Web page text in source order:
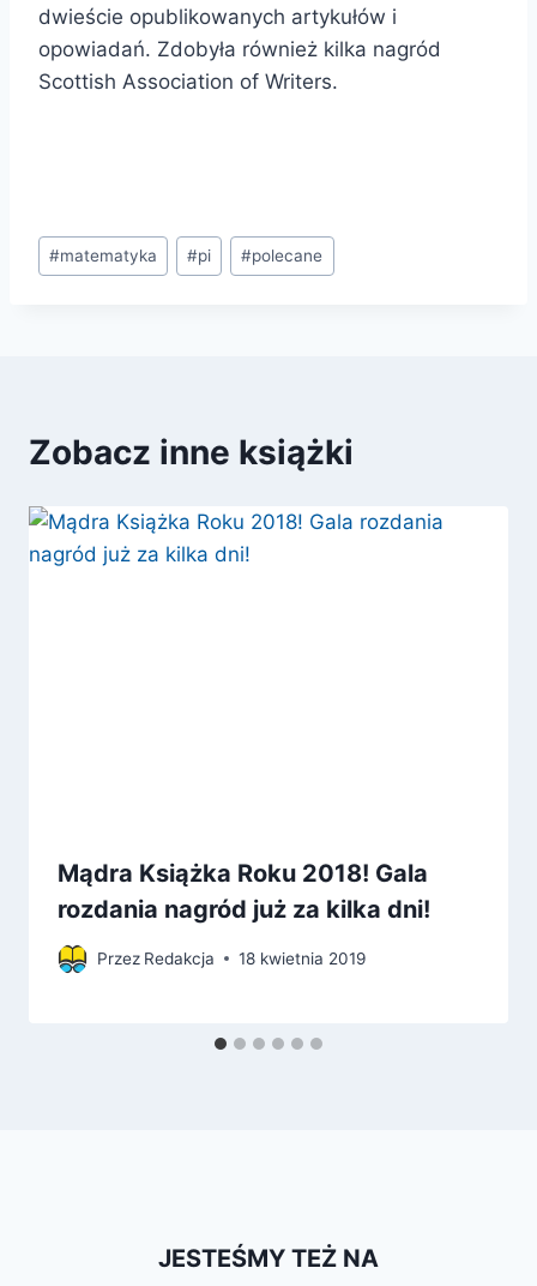
dwieście opublikowanych artykułów i
opowiadań. Zdobyła również kilka nagród
Scottish Association of Writers.
Tagi
wpisu:
#matematyka #pi #polecane
Zobacz inne książki
Mądra Książka Roku 2018! Gala
rozdania nagród już za kilka dni!
Przez Redakcja 18 kwietnia 2019
JESTEŚMY TEŻ NA